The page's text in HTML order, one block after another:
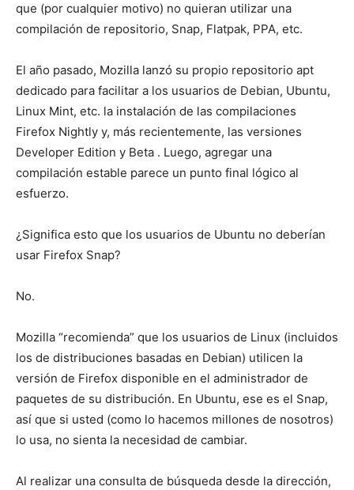
que (por cualquier motivo) no quieran utilizar una
compilación de repositorio, Snap, Flatpak, PPA, etc.
El año pasado, Mozilla lanzó su propio repositorio apt
dedicado para facilitar a los usuarios de Debian, Ubuntu,
Linux Mint, etc. la instalación de las compilaciones
Firefox Nightly y, más recientemente, las versiones
Developer Edition y Beta . Luego, agregar una
compilación estable parece un punto final lógico al
esfuerzo.
¿Significa esto que los usuarios de Ubuntu no deberían
usar Firefox Snap?
No.
Mozilla “recomienda” que los usuarios de Linux (incluidos
los de distribuciones basadas en Debian) utilicen la
versión de Firefox disponible en el administrador de
paquetes de su distribución. En Ubuntu, ese es el Snap,
así que si usted (como lo hacemos millones de nosotros)
lo usa, no sienta la necesidad de cambiar.
Al realizar una consulta de búsqueda desde la dirección,